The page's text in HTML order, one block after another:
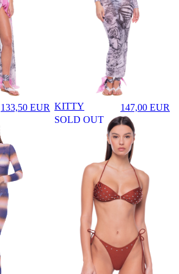
133,50 EUR
Prezzo in aggiornamento
♡
KITTY 147,00 EUR
Prezzo in
SOLD OUT